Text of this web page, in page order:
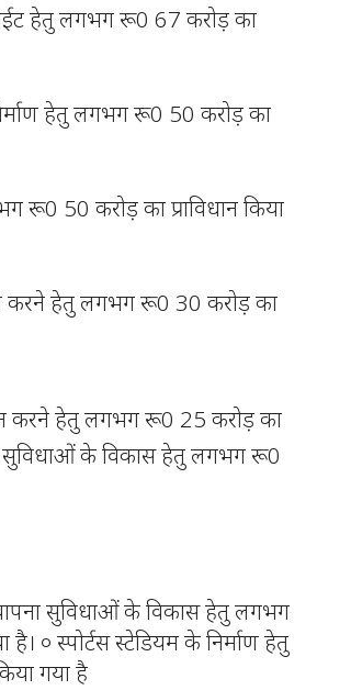
हेतु लगभग रू0 67 करोड़ का
हेतु लगभग रू0 50 करोड़ का
रू0 50 करोड़ का प्राविधान किया
करने हेतु लगभग रू0 30 करोड़ का
करने हेतु लगभग रू0 25 करोड़ का
सुविधाओं के विकास हेतु लगभग रू0
सुविधाओं के विकास हेतु लगभग
० स्पोर्टस स्टेडियम के निर्माण हेतु
गया है